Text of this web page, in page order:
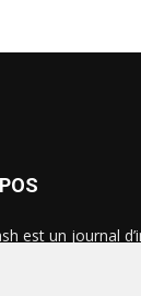
est un journal